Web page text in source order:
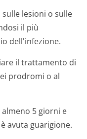
lesioni o sulle
il più
dell'infezione.
il trattamento di
prodromi o al
5 giorni e
avuta guarigione.